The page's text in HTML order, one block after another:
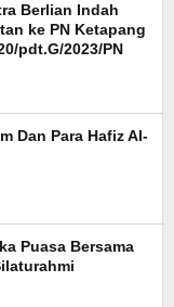
Berlian Indah
ke PN Ketapang
pdt.G/2023/PN
Dan Para Hafiz Al-
Puasa Bersama